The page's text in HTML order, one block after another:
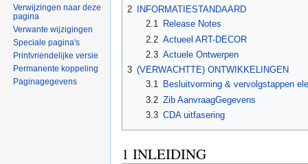
2
INFORMATIESTANDAARD
2.1
Release Notes
2.2 Actueel ART-DECOR
2.3 Actuele Ontwerpen
3 (VERWACHTTE) ONTWIKKELINGEN
3.1
Besluitvorming & vervolgstappen
3.2 Zib AanvraagGegevens
3.3 CDA uitfasering
1 INLEIDING
Verwijzingen naar deze
pagina
Verwante wijzigingen
Speciale pagina's
Printvriendelijke versie
Permanente koppeling
Paginagegevens